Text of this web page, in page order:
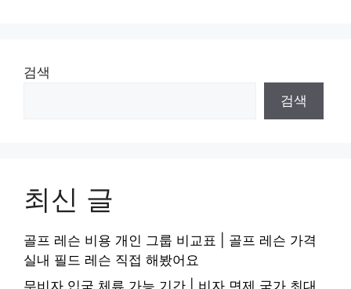
검색
검색
최신 글
골프 레슨 비용 개인 그룹 비교표 | 골프 레슨 가격
실내 필드 레슨 직접 해봤어요